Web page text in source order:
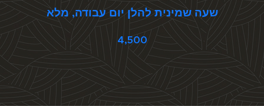
שעה שמינית להלן יום עבודה, מלא
4,500